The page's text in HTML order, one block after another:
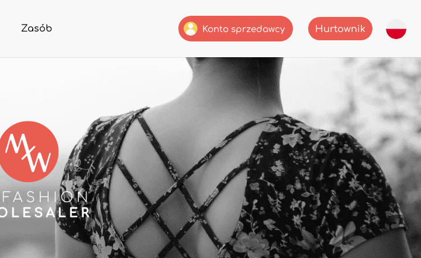
Zasób Konto sprzedawcy Hurtownik